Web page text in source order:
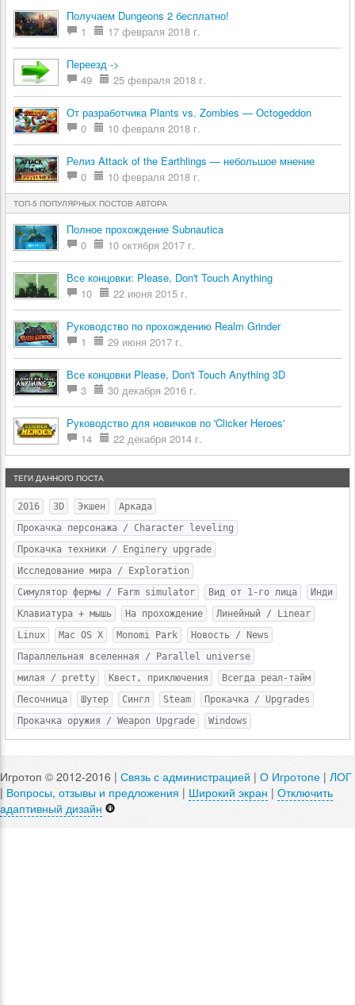
Получаем Dungeons 2 бесплатно!
1
17 февраля 2018 г.
Переезд ->
49
25 февраля 2018 г.
От разработчика Plants vs. Zombies — Octogeddon
0
10 февраля 2018 г.
Релиз Attack of the Earthlings — небольшое мнение
0
10 февраля 2018 г.
ТОП-5 ПОПУЛЯРНЫХ ПОСТОВ АВТОРА
Полное прохождение Subnautica
0
10 октября 2017 г.
Все концовки: Please, Don't Touch Anything
10
22 июня 2015 г.
Руководство по прохождению Realm Grinder
1
29 июня 2017 г.
Все концовки Please, Don't Touch Anything 3D
3
30 декабря 2016 г.
Руководство для новичков по 'Clicker Heroes'
14
22 декабря 2014 г.
ТЕГИ ДАННОГО ПОСТА
2016 3D Экшен
Аркада
Прокачка персонажа / Character leveling
Прокачка техники / Enginery upgrade
Исследование мира / Exploration
Симулятор фермы / Farm simulator
Вид от 1-го лица
Инди
Клавиатура + мышь
На прохождение
Линейный / Linear
Linux
Mac OS X Monomi Park
Новость / News
Параллельная вселенная / Parallel universe
милая / pretty
Квест, приключения
Всегда реал-тайм
Песочница
Шутер Сингл Steam
Прокачка / Upgrades
Прокачка оружия / Weapon Upgrade
Windows
Игротоп © 2012-2016 | Связь с администрацией | О Игротопе | ЛОГ
| Вопросы, отзывы и предложения | Широкий экран | Отключить
адаптивный дизайн